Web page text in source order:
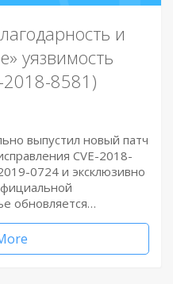
и
уязвимость
2018-8581)
выпустил новый патч
CVE-2018-
0724 и эксклюзивно
обновляется…